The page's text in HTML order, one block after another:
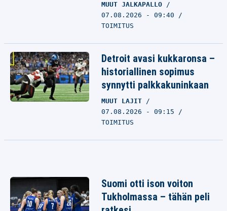
MUUT JALKAPALLO
07.08.2026 - 09:40
TOIMITUS
Detroit avasi kukkaronsa –
historiallinen sopimus
synnytti palkkakuninkaan
MUUT LAJIT
07.08.2026 - 09:15
TOIMITUS
Suomi otti ison voiton
Tukholmassa – tähän peli